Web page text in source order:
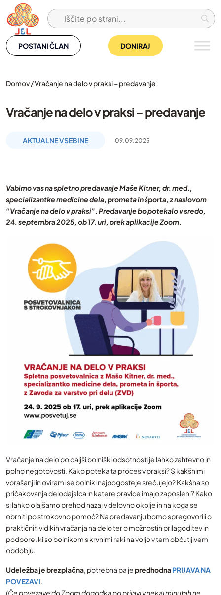
Skip
to
content
POSTANI ČLAN DONIRAJ
Domov/Vračanje na delo v praksi – predavanje
Vračanje na delo v praksi – predavanje
AKTUALNE VSEBINE 09.09.2025
Vabimo vas na spletno predavanje Maše Kitner, dr. med.,
specializantke medicine dela, prometa in športa, z naslovom
“Vračanje na delo v praksi”. Predavanje bo potekalo v sredo,
24. septembra 2025, ob 17. uri, prek aplikacije Zoom.
Vračanje na delo po daljši bolniški odsotnosti je lahko zahtevno in
polno negotovosti. Kako poteka ta proces v praksi? S kakšnimi
vprašanji in ovirami se bolniki najpogosteje srečujejo? Kakšna so
pričakovanja delodajalca in katere pravice imajo zaposleni? Kako
si lahko olajšamo prehod nazaj v delovno okolje in na koga se
obrniti po strokovno pomoč? Na predavanju bomo spregovorili o
praktičnih vidikih vračanja na delo ter o možnostih prilagoditev in
podpore, ki so bolnikom s krvnimi raki na voljo v tem občutljivem
obdobju.
Udeležba je brezplačna, potrebna pa jepredhodnaPRIJAVA NA
POVEZAVI.
(Če povezave do Zoom dogodka po prijavi v nekaj minutah ne